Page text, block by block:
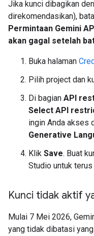
Jika kunci dibagikan
direkomendasikan),
Permintaan Gemini
akan gagal setelah
Buka halaman
Pilih project dan
Di bagian API
Select API
ingin Anda akses
Generative
Klik Save. Buat
Studio untuk
Kunci tidak aktif
Mulai 7 Mei 2026,
yang tidak dibatasi